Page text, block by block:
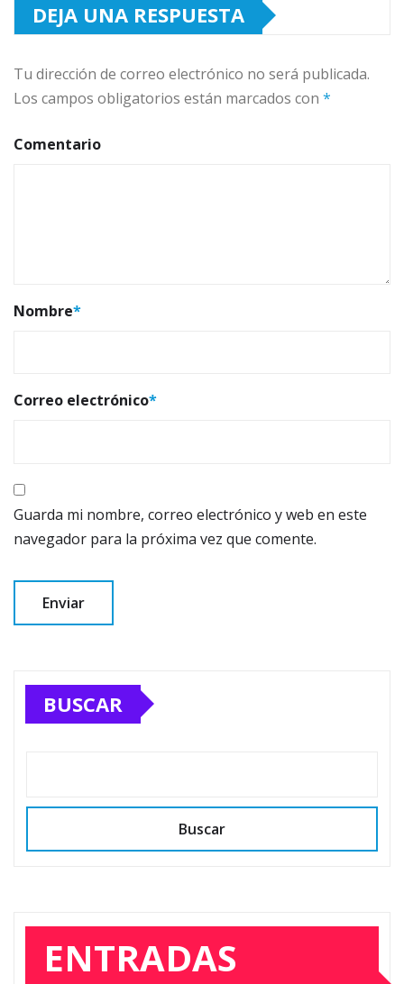
DEJA UNA RESPUESTA
Tu dirección de correo electrónico no será publicada.
Los campos obligatorios están marcados con *
Comentario
Nombre*
Correo electrónico*
Guarda mi nombre, correo electrónico y web en este
navegador para la próxima vez que comente.
BUSCAR
Buscar
ENTRADAS